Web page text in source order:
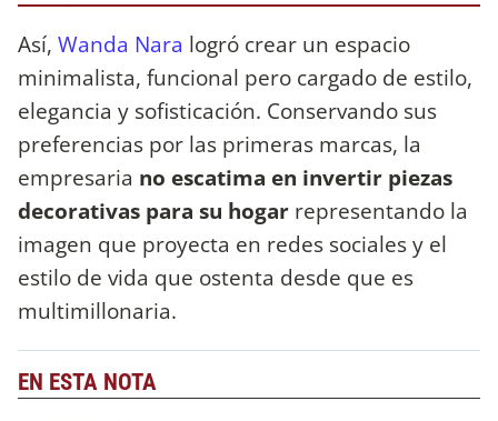
Así, Wanda Nara logró crear un espacio
minimalista, funcional pero cargado de estilo,
elegancia y sofisticación. Conservando sus
preferencias por las primeras marcas, la
empresaria no escatima en invertir piezas
decorativas para su hogar representando la
imagen que proyecta en redes sociales y el
estilo de vida que ostenta desde que es
multimillonaria.
EN ESTA NOTA